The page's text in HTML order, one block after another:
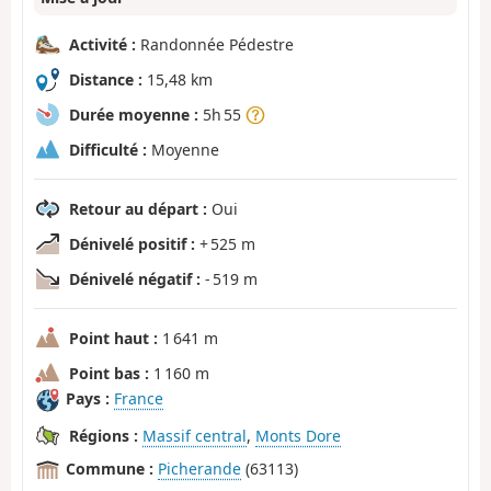
Activité : Randonnée Pédestre
Distance : 15,48 km
Durée moyenne : 5h 55
Difficulté : Moyenne
Retour au départ : Oui
Dénivelé positif : + 525 m
Dénivelé négatif : - 519 m
Point haut : 1 641 m
Point bas : 1 160 m
Pays : France
Régions : Massif central, Monts Dore
Commune : Picherande (63113)